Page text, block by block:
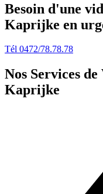
Besoin d'une
Kaprijke en
Tél 0472/78.78.78
Nos Services de
Kaprijke